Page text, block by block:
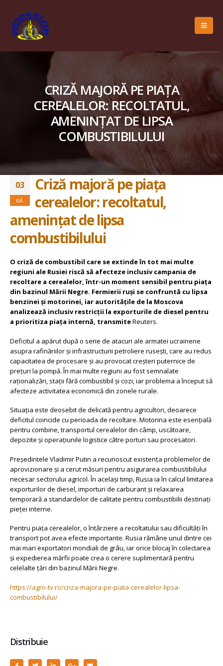
CRIZĂ MAJORĂ PE PIAȚA
CEREALELOR: RECOLTATUL,
AMENINȚAT DE LIPSA
COMBUSTIBILULUI
03
iul.
Criză majoră pe piața
cerealelor: recoltatul,
amenințat de lipsa
combustibilului
O criză de combustibil care se extinde în tot mai multe
regiuni ale Rusiei riscă să afecteze inclusiv campania de
recoltare a cerealelor, într-un moment sensibil pentru piața
din bazinul Mării Negre. Fermierii ruși se confruntă cu lipsa
benzinei și motorinei, iar autoritățile de la Moscova
analizează inclusiv restricții la exporturile de diesel pentru
a prioritiza piața internă, transmiteReuters.
Deficitul a apărut după o serie de atacuri ale armatei ucrainene
asupra rafinăriilor și infrastructurii petroliere rusești, care au redus
capacitatea de procesare și au provocat creșteri puternice de
prețuri la pompă. În mai multe regiuni au fost semnalate
raționalizări, stații fără combustibil și cozi, iar problema a început să
afecteze activitatea economică din zonele rurale.
Situația este deosebit de delicată pentru agricultori, deoarece
deficitul coincide cu perioada de recoltare. Motorina este esențială
pentru combine, transportul cerealelor din câmp, uscătoare,
depozite și operațiunile logistice către porturi sau procesatori.
Președintele Vladimir Putin a recunoscut existența problemelor de
aprovizionare și a cerut măsuri pentru asigurarea combustibilului
necesar sectorului agricol. În același timp, Rusia ia în calcul limitarea
exporturilor de diesel, importuri de carburant și relaxarea
temporară a standardelor de calitate pentru combustibilii destinați
pieței interne.
Pentru piața cerealelor, o întârziere a recoltatului sau dificultăți în
transport pot avea efecte importante. Rusia rămâne unul dintre cei
mai mari exportatori mondiali de grâu, iar orice blocaj în colectarea
și expedierea mărfii poate crea o cerere suplimentară pentru
celelalte țări din bazinul Mării Negre.
https://agro-tv.ro/criza-majora-pe-piata-cerealelor-lipsa-
combustibilului/
Distribuie